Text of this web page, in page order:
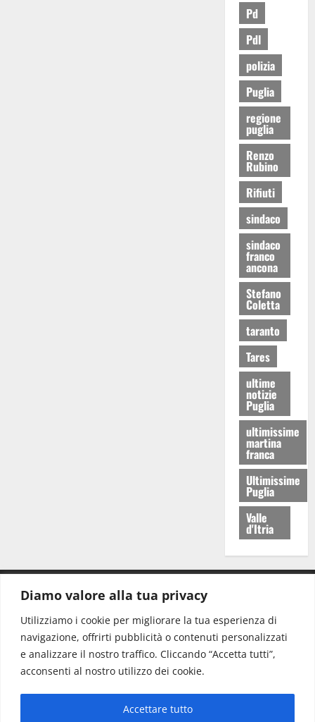
Diamo valore alla tua privacy
Utilizziamo i cookie per migliorare la tua esperienza di
navigazione, offrirti pubblicità o contenuti personalizzati
e analizzare il nostro traffico. Cliccando “Accetta tutti”,
acconsenti al nostro utilizzo dei cookie.
Accettare tutto
Pd
Pdl
polizia
Puglia
regione
puglia
Renzo
Rubino
Rifiuti
sindaco
sindaco
franco
ancona
Stefano
Coletta
taranto
Tares
ultime
notizie
Puglia
ultimissime
martina
franca
Ultimissime
Puglia
Valle
d'Itria
Redazione: redazione@www.martinasera.it
Direttore:direttore@www.martinasera.it
Info & Commerciale:info@www.martinasera.it